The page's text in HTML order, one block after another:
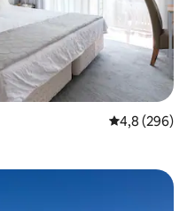
Gemiddelde
4,8 (296)